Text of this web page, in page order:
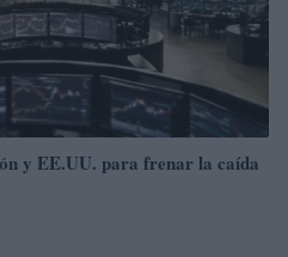
y EE.UU. para frenar la caída